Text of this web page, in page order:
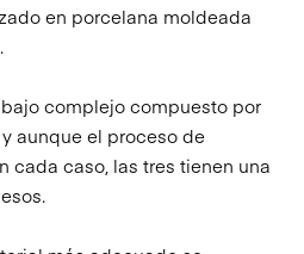
en porcelana moldeada
complejo compuesto por
aunque el proceso de
cada caso, las tres tienen una